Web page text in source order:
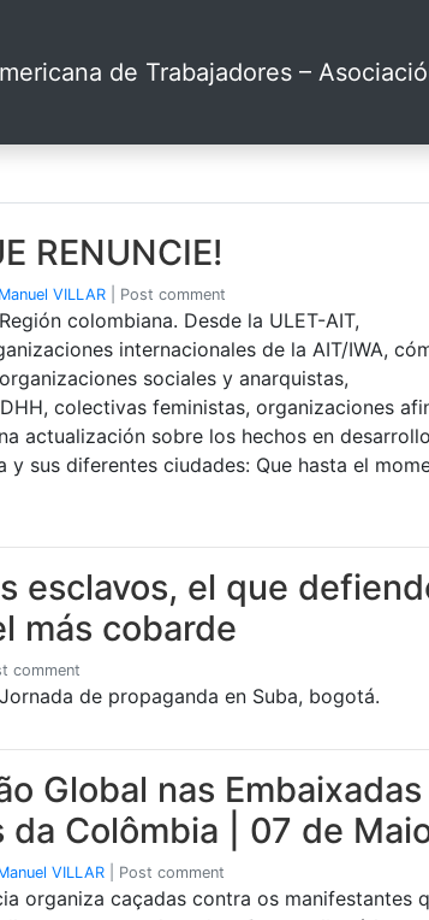
de Trabajadores –
RENUNCIE!
Manuel VILLAR Post comment
colombiana. Desde la ULET-AIT,
internacionales de la AIT/IWA,
sociales y anarquistas,
colectivas feministas, organizaciones
actualización sobre los hechos en
y sus diferentes ciudades: Que hasta el
esclavos, el que
más cobarde
comment
de propaganda en Suba, bogotá.
Global nas Embaixadas
da Colômbia | 07 de
VILLAR Post comment
organiza caçadas contra os manifestantes